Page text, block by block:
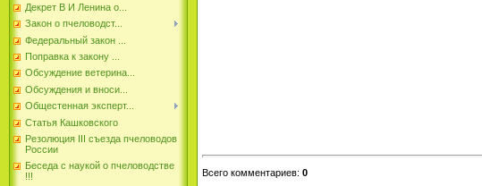
Декрет В И Ленина о...
Закон о пчеловодст...
Федеральный закон ...
Поправка к закону ...
Обсуждение ветерина...
Обсуждения и вноси...
Общестенная эксперт...
Статья Кашковского
Резолюция III съезда пчеловодов
России
Беседа с наукой о пчеловодстве
!!!
Всего комментариев: 0